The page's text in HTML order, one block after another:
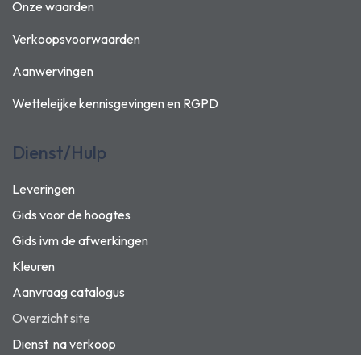
Onze waarden
Verkoopsvoorwaarden
Aanwervingen
Wetteleijke kennisgevingen en RGPD
Dienst/Hulp
Leveringen
Gids voor de hoogtes
Gids ivm de afwerkingen
Kleuren
Aanvraag catalogus
Overzicht site
Dienst na verkoop